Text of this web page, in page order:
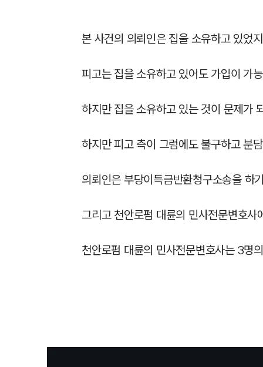
본 사건의 의뢰인은 집을 소유하고 있었
피고는 집을 소유하고 있어도 가입이 가
하지만 집을 소유하고 있는 것이 문제가
하지만 피고 측이 그럼에도 불구하고 분
의뢰인은 부당이득금반환청구소송을 하
그리고 천안로펌 대륜의 민사전문변호
천안로펌 대륜의 민사전문변호사는 3명